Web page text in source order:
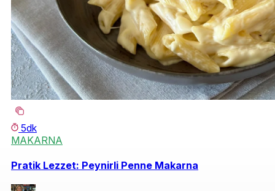
5dk
MAKARNA
Pratik Lezzet: Peynirli Penne Makarna